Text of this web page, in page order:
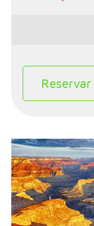
Reservar
- Salida: Viernes
- Ruta: Los
Mammoth Lakes
- Categoría
- Régimen: